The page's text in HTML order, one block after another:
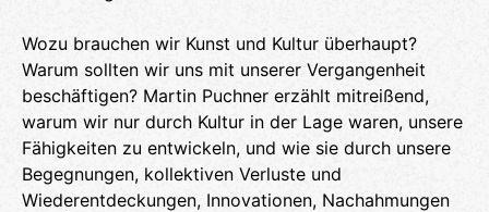
Wozu brauchen wir Kunst und Kultur überhaupt?
Warum sollten wir uns mit unserer Vergangenheit
beschäftigen? Martin Puchner erzählt mitreißend,
warum wir nur durch Kultur in der Lage waren, unsere
Fähigkeiten zu entwickeln, und wie sie durch unsere
Begegnungen, kollektiven Verluste und
Wiederentdeckungen, Innovationen, Nachahmungen